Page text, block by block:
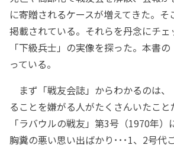
に寄贈されるケースが増えてきた。
掲載されている。それらを丹念にチェ
「下級兵士」の実像を探った。本書
っている。
まず「戦友会誌」からわかるのは、
ることを嫌がる人がたくさんいたこ
「ラバウルの戦友」第3号（1970年
胸糞の悪い思い出ばかり･･･1、2号代